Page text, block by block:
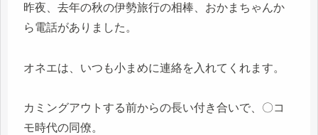
昨夜、去年の秋の伊勢旅行の相棒、おかまちゃんか
ら電話がありました。
オネエは、いつも小まめに連絡を入れてくれます。
カミングアウトする前からの長い付き合いで、〇コ
モ時代の同僚。